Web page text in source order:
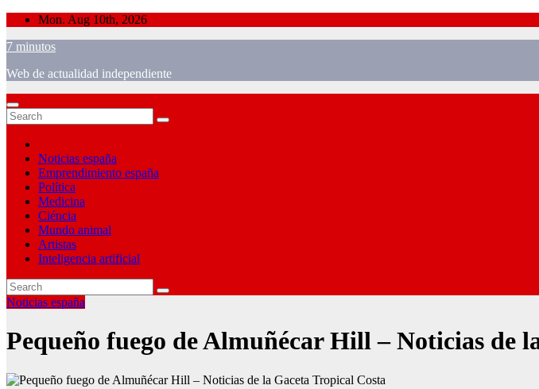
Skip
content
Mon. Aug 10th, 2026
7 minutos
Web de actualidad independiente
Noticias españa
Emprendimiento españa
Política
Medicina
Ciéncia
Mundo animal
Artistas
Inteligencia artificial
Noticias españa
Pequeño fuego de Almuñécar Hill – Noticias de